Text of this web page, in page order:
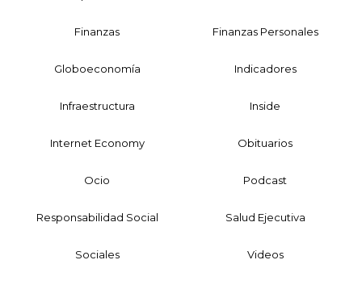
Finanzas Finanzas Personales
Globoeconomía Indicadores
Infraestructura Inside
Internet Economy Obituarios
Ocio Podcast
Responsabilidad Social Salud Ejecutiva
Sociales Videos